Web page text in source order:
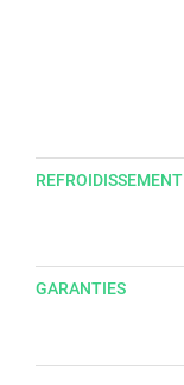
REFROIDISSEMENT
GARANTIES